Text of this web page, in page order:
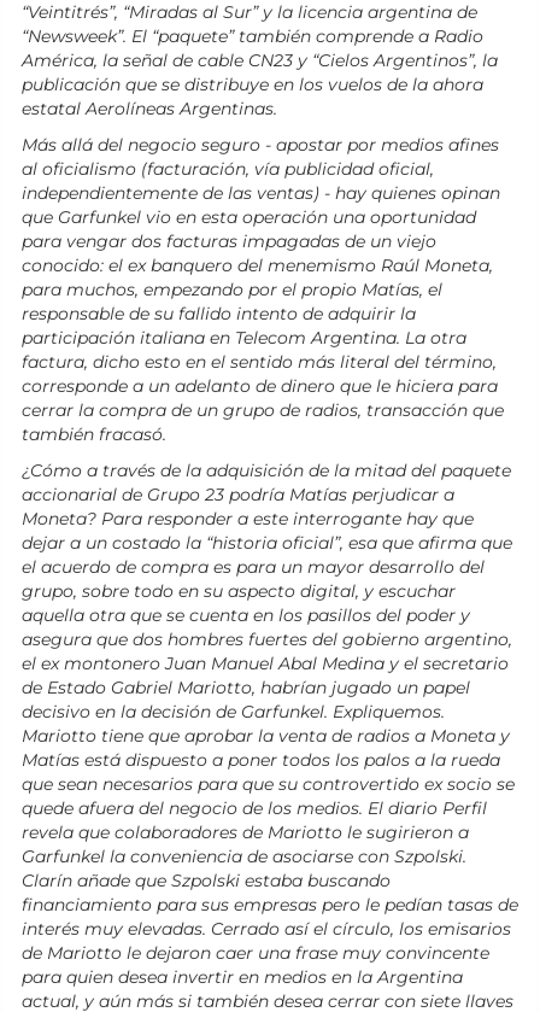
“Veintitrés”, “Miradas al Sur” y la licencia argentina de
“Newsweek”. El “paquete” también comprende a Radio
América, la señal de cable CN23 y “Cielos Argentinos”, la
publicación que se distribuye en los vuelos de la ahora
estatal Aerolíneas Argentinas.
Más allá del negocio seguro - apostar por medios afines
al oficialismo (facturación, vía publicidad oficial,
independientemente de las ventas) - hay quienes opinan
que Garfunkel vio en esta operación una oportunidad
para vengar dos facturas impagadas de un viejo
conocido: el ex banquero del menemismo Raúl Moneta,
para muchos, empezando por el propio Matías, el
responsable de su fallido intento de adquirir la
participación italiana en Telecom Argentina. La otra
factura, dicho esto en el sentido más literal del término,
corresponde a un adelanto de dinero que le hiciera para
cerrar la compra de un grupo de radios, transacción que
también fracasó.
¿Cómo a través de la adquisición de la mitad del paquete
accionarial de Grupo 23 podría Matías perjudicar a
Moneta? Para responder a este interrogante hay que
dejar a un costado la “historia oficial”, esa que afirma que
el acuerdo de compra es para un mayor desarrollo del
grupo, sobre todo en su aspecto digital, y escuchar
aquella otra que se cuenta en los pasillos del poder y
asegura que dos hombres fuertes del gobierno argentino,
el ex montonero Juan Manuel Abal Medina y el secretario
de Estado Gabriel Mariotto, habrían jugado un papel
decisivo en la decisión de Garfunkel. Expliquemos.
Mariotto tiene que aprobar la venta de radios a Moneta y
Matías está dispuesto a poner todos los palos a la rueda
que sean necesarios para que su controvertido ex socio se
quede afuera del negocio de los medios. El diario Perfil
revela que colaboradores de Mariotto le sugirieron a
Garfunkel la conveniencia de asociarse con Szpolski.
Clarín añade que Szpolski estaba buscando
financiamiento para sus empresas pero le pedían tasas de
interés muy elevadas. Cerrado así el círculo, los emisarios
de Mariotto le dejaron caer una frase muy convincente
para quien desea invertir en medios en la Argentina
actual, y aún más si también desea cerrar con siete llaves